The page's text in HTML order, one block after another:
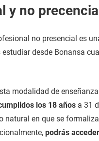
y no
no presencial es
desde Bonansa
modalidad de
los 18 años a 31
natural en que se
podrás